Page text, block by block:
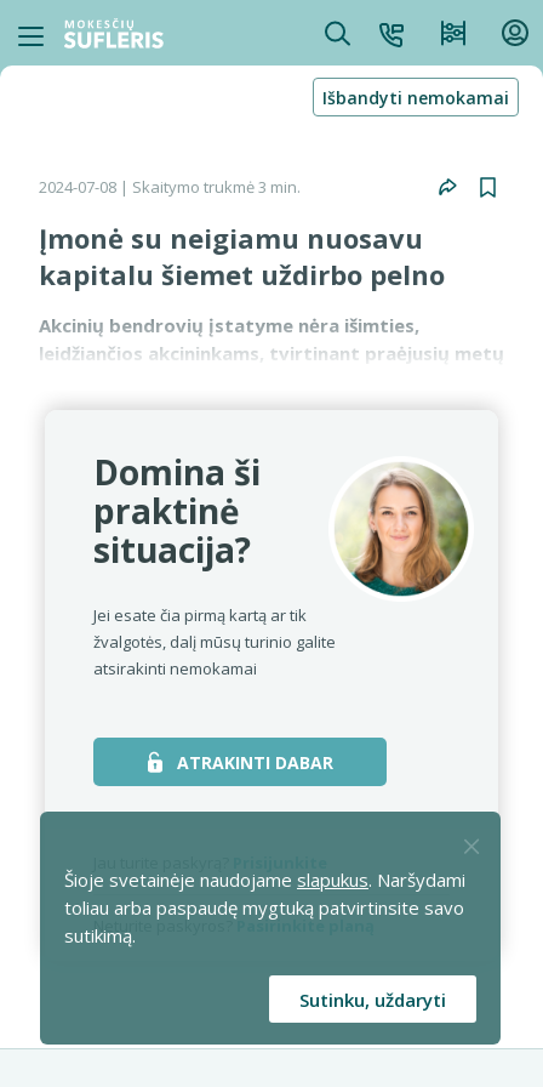
Išbandyti nemokamai
2024-07-08 | Skaitymo trukmė 3 min.
Įmonė su neigiamu nuosavu
kapitalu šiemet uždirbo pelno
Akcinių bendrovių įstatyme nėra išimties,
leidžiančios akcininkams, tvirtinant praėjusių metų
Domina ši
praktinė
situacija?
Jei esate čia pirmą kartą ar tik
žvalgotės, dalį mūsų turinio galite
atsirakinti nemokamai
ATRAKINTI DABAR
Neturite paskyros? Pasirinkite planą
Šioje svetainėje naudojame slapukus. Naršydami
toliau arba paspaudę mygtuką patvirtinsite savo
sutikimą.
Sutinku, uždaryti